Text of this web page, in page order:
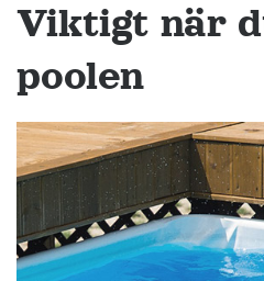
Viktigt när
poolen